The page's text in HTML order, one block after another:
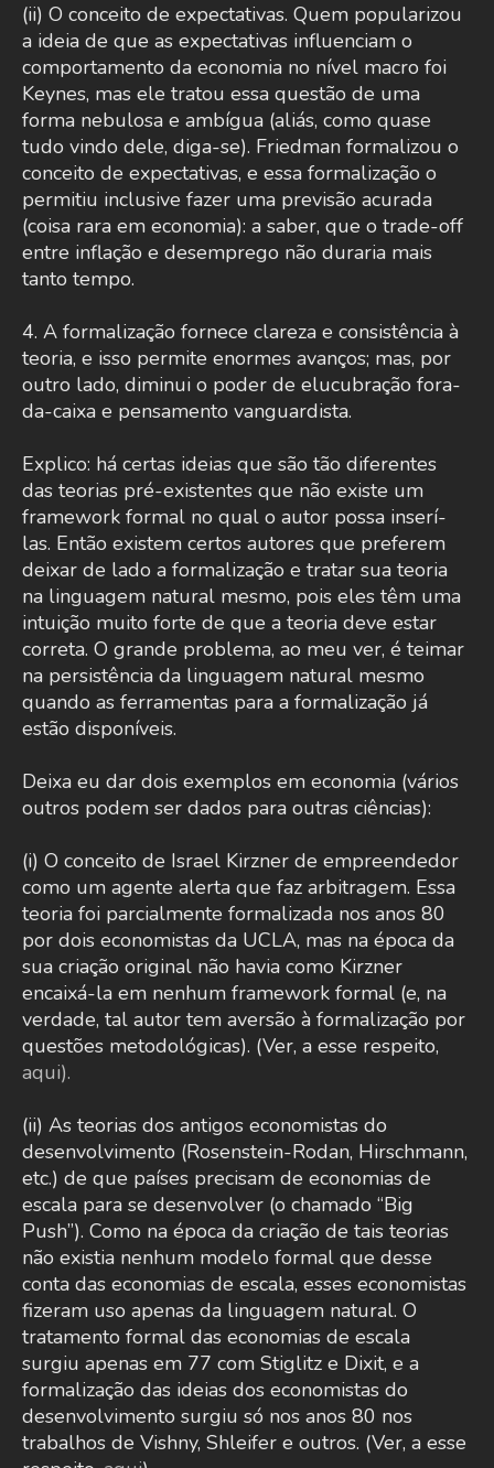
(ii) O conceito de expectativas. Quem popularizou
a ideia de que as expectativas influenciam o
comportamento da economia no nível macro foi
Keynes, mas ele tratou essa questão de uma
forma nebulosa e ambígua (aliás, como quase
tudo vindo dele, diga-se). Friedman formalizou o
conceito de expectativas, e essa formalização o
permitiu inclusive fazer uma previsão acurada
(coisa rara em economia): a saber, que o trade-off
entre inflação e desemprego não duraria mais
tanto tempo.
4. A formalização fornece clareza e consistência à
teoria, e isso permite enormes avanços; mas, por
outro lado, diminui o poder de elucubração fora-
da-caixa e pensamento vanguardista.
Explico: há certas ideias que são tão diferentes
das teorias pré-existentes que não existe um
framework formal no qual o autor possa inserí-
las. Então existem certos autores que preferem
deixar de lado a formalização e tratar sua teoria
na linguagem natural mesmo, pois eles têm uma
intuição muito forte de que a teoria deve estar
correta. O grande problema, ao meu ver, é teimar
na persistência da linguagem natural mesmo
quando as ferramentas para a formalização já
estão disponíveis.
Deixa eu dar dois exemplos em economia (vários
outros podem ser dados para outras ciências):
(i) O conceito de Israel Kirzner de empreendedor
como um agente alerta que faz arbitragem. Essa
teoria foi parcialmente formalizada nos anos 80
por dois economistas da UCLA, mas na época da
sua criação original não havia como Kirzner
encaixá-la em nenhum framework formal (e, na
verdade, tal autor tem aversão à formalização por
questões metodológicas). (Ver, a esse respeito,
aqui).
(ii) As teorias dos antigos economistas do
desenvolvimento (Rosenstein-Rodan, Hirschmann,
etc.) de que países precisam de economias de
escala para se desenvolver (o chamado “Big
Push”). Como na época da criação de tais teorias
não existia nenhum modelo formal que desse
conta das economias de escala, esses economistas
fizeram uso apenas da linguagem natural. O
tratamento formal das economias de escala
surgiu apenas em 77 com Stiglitz e Dixit, e a
formalização das ideias dos economistas do
desenvolvimento surgiu só nos anos 80 nos
trabalhos de Vishny, Shleifer e outros. (Ver, a esse